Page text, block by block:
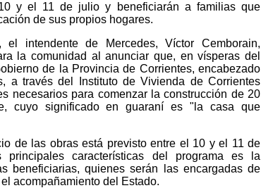
y el 11 de julio y beneficiarán a familias que
de sus propios hogares.
el intendente de Mercedes, Víctor Cemborain,
la comunidad al anunciar que, en vísperas del
de la Provincia de Corrientes, encabezado
a través del Instituto de Vivienda de Corrientes
necesarios para comenzar la construcción de 20
cuyo significado en guaraní es "la casa que
de las obras está previsto entre el 10 y el 11 de
características del programa es la
beneficiarias, quienes serán las encargadas de
acompañamiento del Estado.